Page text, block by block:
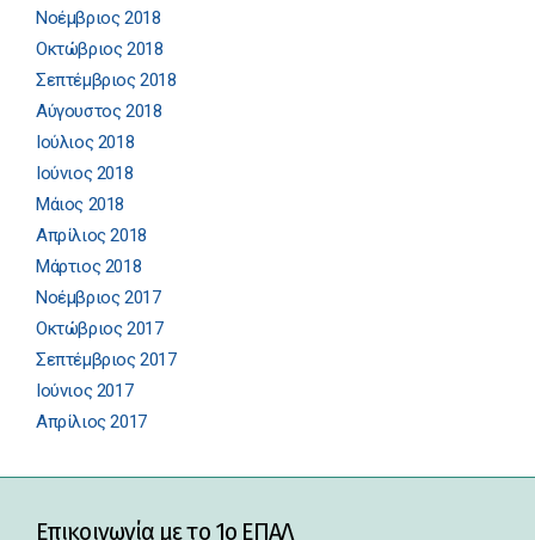
Νοέμβριος 2018
Οκτώβριος 2018
Σεπτέμβριος 2018
Αύγουστος 2018
Ιούλιος 2018
Ιούνιος 2018
Μάιος 2018
Απρίλιος 2018
Μάρτιος 2018
Νοέμβριος 2017
Οκτώβριος 2017
Σεπτέμβριος 2017
Ιούνιος 2017
Απρίλιος 2017
Επικοινωνία με το 1ο ΕΠΑΛ